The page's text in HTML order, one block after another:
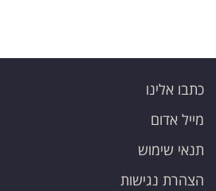
כתבו אלינו
מייל אדום
תנאי שימוש
הצהרת נגישות